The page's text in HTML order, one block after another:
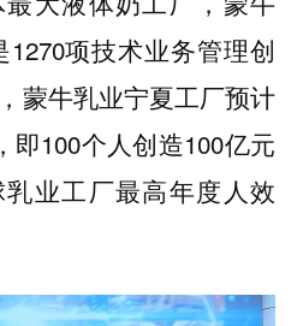
项技术业务管理创
蒙牛乳业宁夏工厂预计
即100个人创造100亿元
业工厂最高年度人效